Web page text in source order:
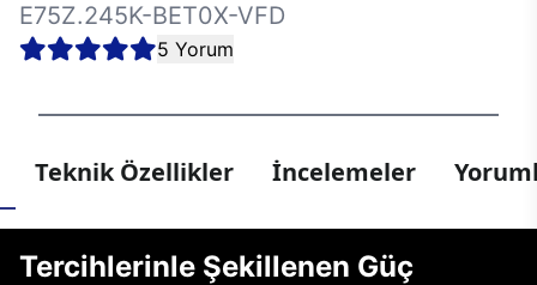
E75Z.245K-BET0X-VFD
5 Yorum
Teknik Özellikler İncelemeler
Tercihlerinle Şekillenen Güç